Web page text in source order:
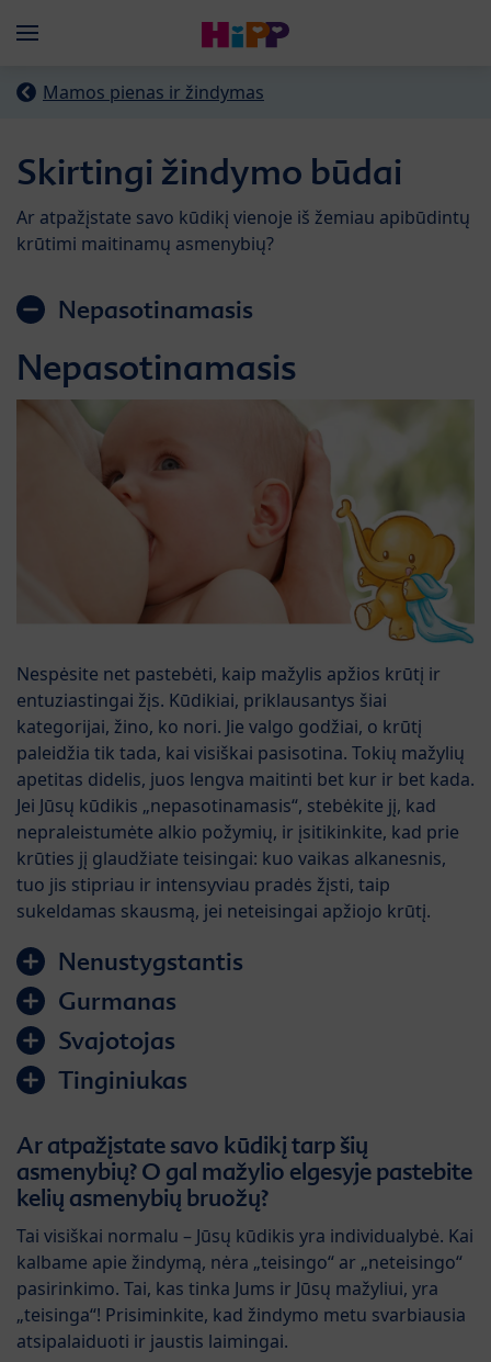
Menü
Mamos pienas ir žindymas
Skirtingi žindymo būdai
Ar atpažįstate savo kūdikį vienoje iš žemiau apibūdintų
krūtimi maitinamų asmenybių?
Nepasotinamasis
Nepasotinamasis
Nespėsite net pastebėti, kaip mažylis apžios krūtį ir
entuziastingai žįs. Kūdikiai, priklausantys šiai
kategorijai, žino, ko nori. Jie valgo godžiai, o krūtį
paleidžia tik tada, kai visiškai pasisotina. Tokių mažylių
apetitas didelis, juos lengva maitinti bet kur ir bet kada.
Jei Jūsų kūdikis „nepasotinamasis“, stebėkite jį, kad
nepraleistumėte alkio požymių, ir įsitikinkite, kad prie
krūties jį glaudžiate teisingai: kuo vaikas alkanesnis,
tuo jis stipriau ir intensyviau pradės žįsti, taip
sukeldamas skausmą, jei neteisingai apžiojo krūtį.
Nenustygstantis
Gurmanas
Svajotojas
Tinginiukas
Ar atpažįstate savo kūdikį tarp šių
asmenybių? O gal mažylio elgesyje pastebite
kelių asmenybių bruožų?
Tai visiškai normalu – Jūsų kūdikis yra individualybė. Kai
kalbame apie žindymą, nėra „teisingo“ ar „neteisingo“
pasirinkimo. Tai, kas tinka Jums ir Jūsų mažyliui, yra
„teisinga“! Prisiminkite, kad žindymo metu svarbiausia
atsipalaiduoti ir jaustis laimingai.